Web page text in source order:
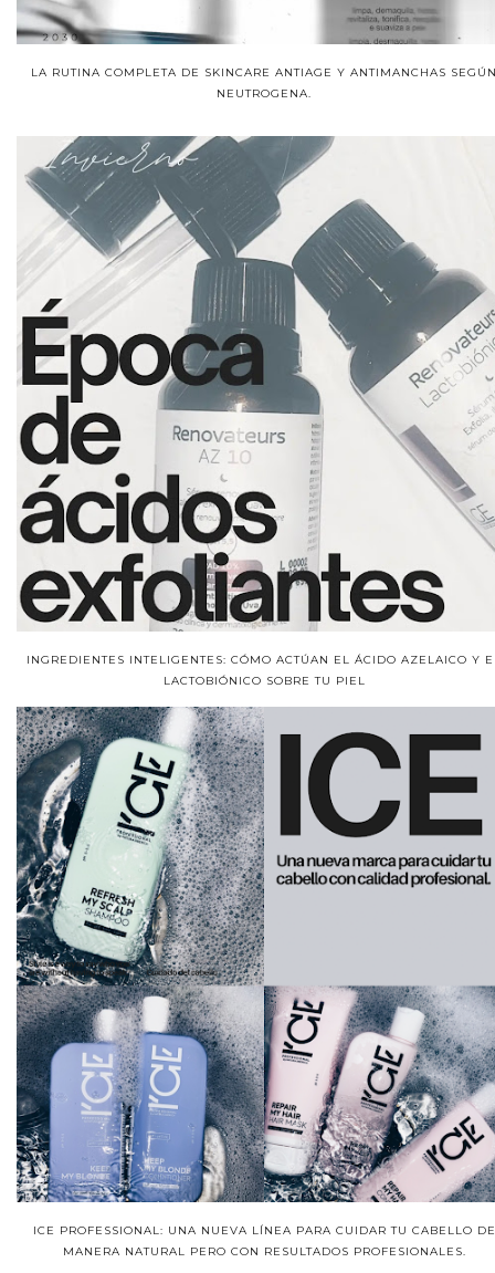
LA RUTINA COMPLETA DE SKINCARE ANTIAGE Y ANTIMANCHAS
NEUTROGENA.
INGREDIENTES INTELIGENTES: CÓMO ACTÚAN EL ÁCIDO AZELAICO Y
LACTOBIÓNICO SOBRE TU PIEL
ICE PROFESSIONAL: UNA NUEVA LÍNEA PARA CUIDAR TU CABELLO DE
MANERA NATURAL PERO CON RESULTADOS PROFESIONALES.